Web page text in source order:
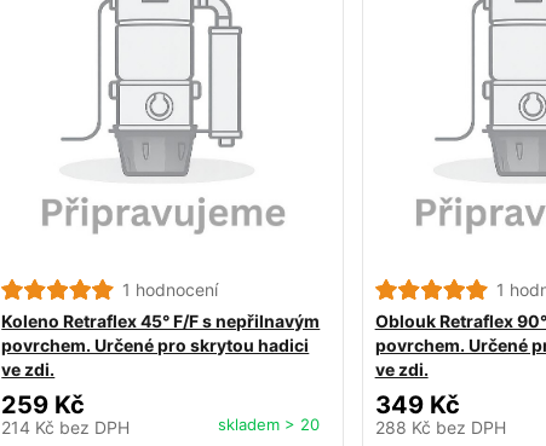
1 hodnocení
Koleno Retraflex 45° F/F s nepřilnavým
povrchem. Určené pro skrytou hadici
ve zdi.
259 Kč
214 Kč bez DPH skladem > 20
1
Oblouk Retraflex
povrchem. Určené
ve zdi.
349 Kč
288 Kč bez DPH